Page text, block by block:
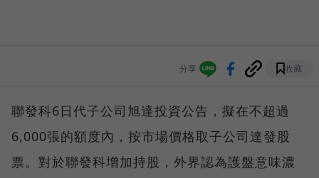
分享 收藏
聯發科6日代子公司旭達投資公告，擬在不超過
6,000張的額度內，按市場價格取子公司達發股
票。對於聯發科增加持股，外界認為護盤意味濃